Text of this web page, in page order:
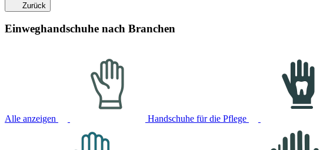
Zurück
Einweghandschuhe nach Branchen
Alle anzeigen Handschuhe für die Pflege